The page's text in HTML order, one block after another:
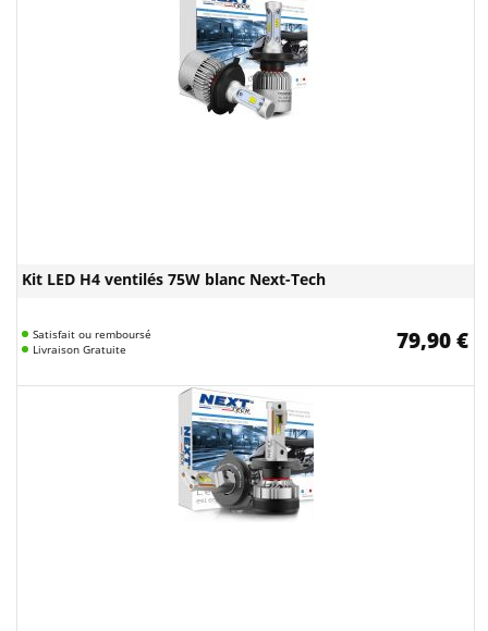
Kit LED H4 ventilés 75W blanc Next-Tech
Satisfait ou remboursé
Livraison Gratuite
79,90 €